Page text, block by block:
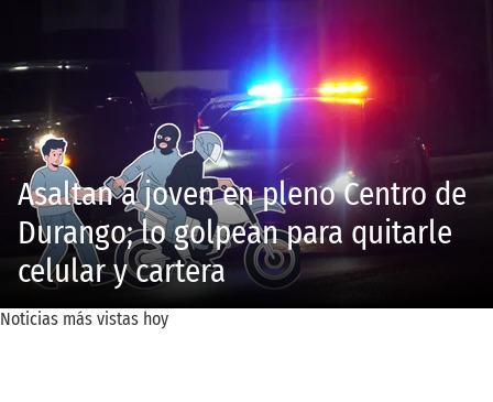
Asaltan a joven en pleno Centro de
Durango; lo golpean para quitarle
celular y cartera
Noticias más vistas hoy